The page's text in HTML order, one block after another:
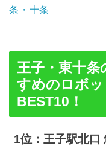
条・十条
王子・東十条
すめのロボ
BEST10！
1位：王子駅北口